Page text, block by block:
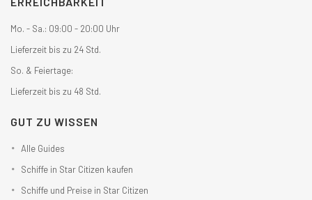
Mo. - Sa.: 09:00 - 20:00 Uhr
Lieferzeit bis zu 24 Std.
So. & Feiertage:
Lieferzeit bis zu 48 Std.
GUT ZU WISSEN
Alle Guides
Schiffe in Star Citizen kaufen
Schiffe und Preise in Star Citizen